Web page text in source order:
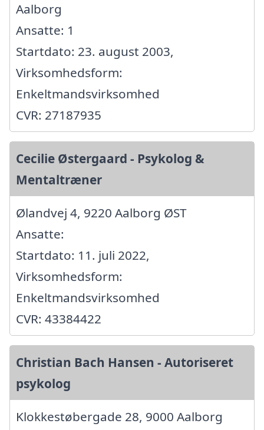
Aalborg
Ansatte: 1
Startdato: 23. august 2003,
Virksomhedsform:
Enkeltmandsvirksomhed
CVR: 27187935
Cecilie Østergaard - Psykolog &
Mentaltræner
Ølandvej 4, 9220 Aalborg ØST
Ansatte:
Startdato: 11. juli 2022,
Virksomhedsform:
Enkeltmandsvirksomhed
CVR: 43384422
Christian Bach Hansen - Autoriseret
psykolog
Klokkestøbergade 28, 9000 Aalborg